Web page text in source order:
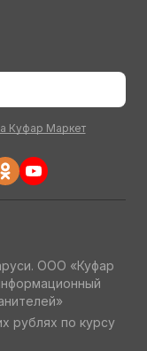
Куфар Маркет
ООО «Куфар
рублях по курсу